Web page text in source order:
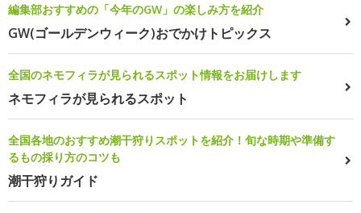
編集部おすすめの「今年のGW」の楽しみ方を紹介
GW(ゴールデンウィーク)おでかけトピックス
全国のネモフィラが見られるスポット情報をお届けします
ネモフィラが見られるスポット
全国各地のおすすめ潮干狩りスポットを紹介！旬な時期や準備す
るもの採り方のコツも
潮干狩りガイド